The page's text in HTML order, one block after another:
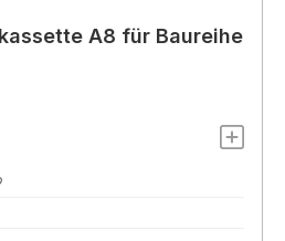
A8 für Baureihe